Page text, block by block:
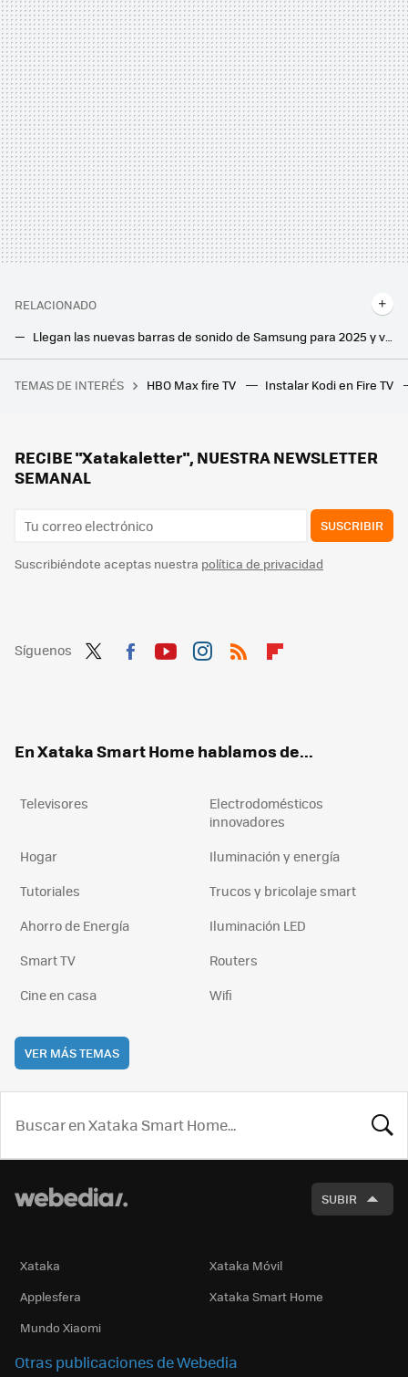
RELACIONADO
Carrefour liquida la barra de sonido económica de Samsung que mejorará el audio en tu salón. Rebajada y con cupón SIN IVA
Un ayuntamiento catalán multó a un particular por "talar unos árboles". Han descubierto una red internacional de tráfico ilegal de basuras
TEMAS DE INTERÉS HBO Max fire TV Instalar Kodi en Fire TV
RECIBE "Xatakaletter", NUESTRA NEWSLETTER
SEMANAL
SUSCRIBIR
Suscribiéndote aceptas nuestra política de privacidad
Síguenos
En Xataka Smart Home hablamos de...
Televisores
Electrodomésticos
innovadores
Hogar
Iluminación y energía
Tutoriales
Trucos y bricolaje smart
Ahorro de Energía
Iluminación LED
Smart TV
Routers
Cine en casa
Wifi
VER MÁS TEMAS
SUBIR
Xataka
Xataka Móvil
Applesfera
Xataka Smart Home
Mundo Xiaomi
Otras publicaciones de Webedia